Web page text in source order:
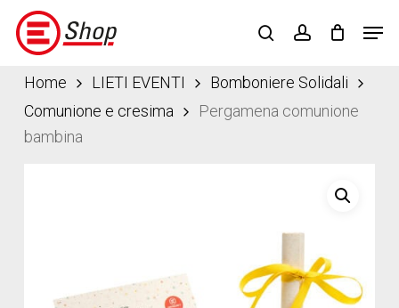
Skip
main
content
searchaccount
Home LIETI EVENTI
Bomboniere Solidali
Comunione e cresima
Pergamena comunione
bambina